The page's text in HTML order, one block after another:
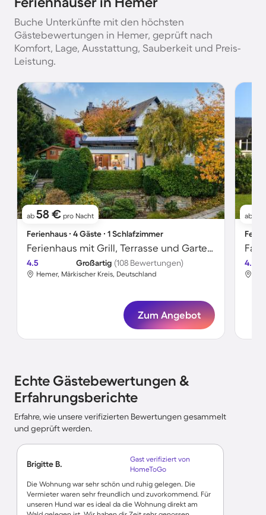
Buche Unterkünfte mit den höchsten
Gästebewertungen in Hemer, geprüft nach
Komfort, Lage, Ausstattung, Sauberkeit und Preis-
Leistung.
ab 58 € pro Nacht
Ferienhaus ∙ 4 Gäste ∙ 1 Schlafzimmer
Ferienhaus mit Grill, Terrasse und Garten | Meerblick
4.5 Großartig (108 Bewertungen)
Hemer, Märkischer Kreis, Deutschland
Zum Angebot
ab
4.8
Echte Gästebewertungen &
Erfahrungsberichte
Erfahre, wie unsere verifizierten Bewertungen gesammelt
und geprüft werden.
Brigitte B.
Gast verifiziert von
HomeToGo
Die Wohnung war sehr schön und ruhig gelegen. Die
Vermieter waren sehr freundlich und zuvorkommend. Für
unseren Hund war es ideal da die Wohnung direkt am